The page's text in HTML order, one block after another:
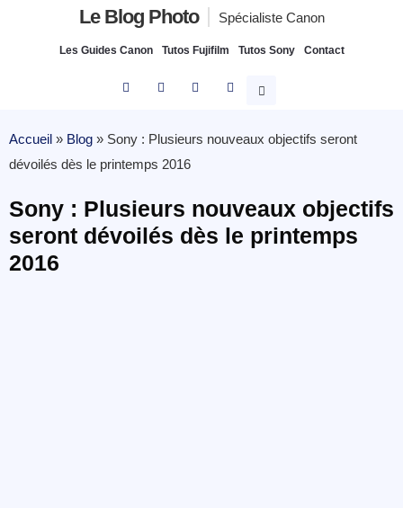
Le Blog Photo Spécialiste Canon
Les Guides Canon Tutos Fujifilm Tutos Sony Contact
Accueil » Blog » Sony : Plusieurs nouveaux objectifs seront
dévoilés dès le printemps 2016
Sony : Plusieurs nouveaux objectifs
seront dévoilés dès le printemps
2016